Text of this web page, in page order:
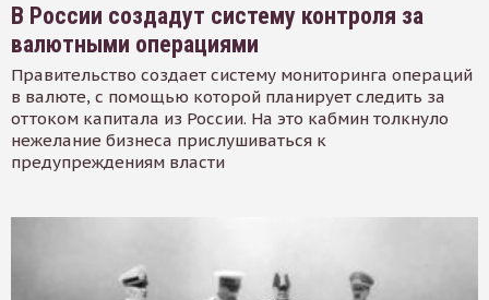
В России создадут систему контроля за
валютными операциями
Правительство создает систему мониторинга операций
в валюте, с помощью которой планирует следить за
оттоком капитала из России. На это кабмин толкнуло
нежелание бизнеса прислушиваться к
предупреждениям власти